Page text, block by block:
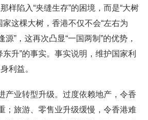
样陷入“夹缝生存”的困境，而是“大树
家这棵大树，香港不仅不会“左右为
源”，这再次凸显“一国两制”的优势，
东升”的事实。事实说明，维护国家利
利益。
业转型升级。过度依赖地产，令香
；旅游、零售业升级缓慢，令香港难